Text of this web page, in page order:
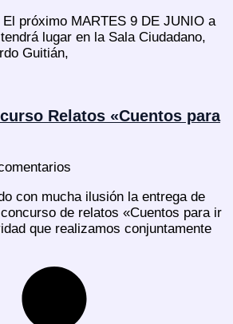
próximo MARTES 9 DE JUNIO a
lugar en la Sala Ciudadano,
Guitián,
Relatos «Cuentos para
con mucha ilusión la entrega de
de relatos «Cuentos para ir
que realizamos conjuntamente